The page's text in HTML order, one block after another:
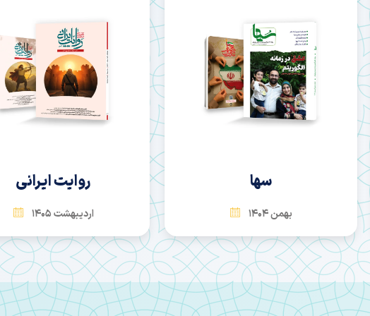
روایت ایرانی
اردیبهشت 1405
امید آینده
بهمن 1404